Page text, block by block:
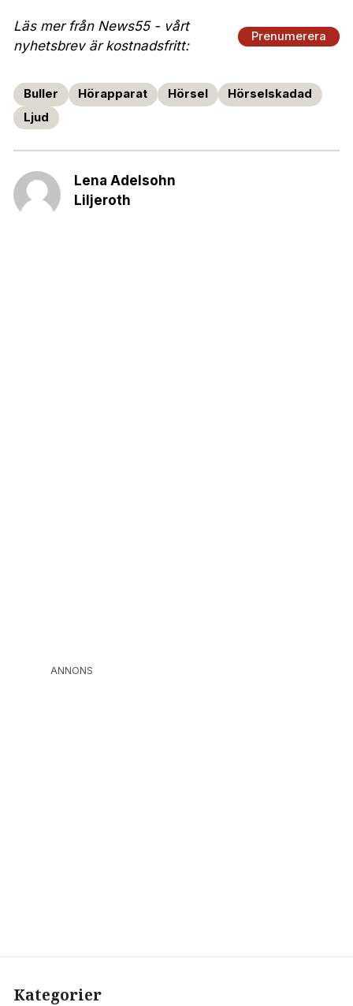
Läs mer från News55 - vårt
nyhetsbrev är kostnadsfritt:
Prenumerera
Buller Hörapparat Hörsel
Hörselskadad
Ljud
Lena Adelsohn
Liljeroth
ANNONS
Kategorier